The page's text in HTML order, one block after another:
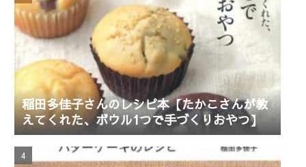
稲田多佳子さんのレシピ本【たかこさんが教
えてくれた、ボウル1つで手づくりおやつ】